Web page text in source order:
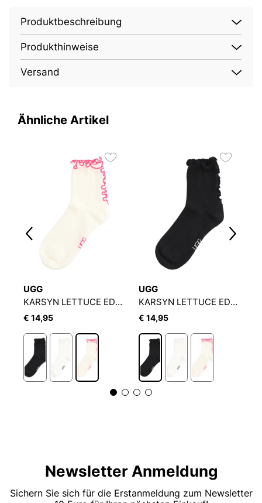
Produktbeschreibung
Produkthinweise
Versand
Ähnliche Artikel
UGG
KARSYN LETTUCE EDGE QUARTER II
€ 14,95
UGG
KARSYN LETTUCE EDGE QUARTER II
€ 14,95
Newsletter Anmeldung
Sichern Sie sich für die Erstanmeldung zum Newsletter